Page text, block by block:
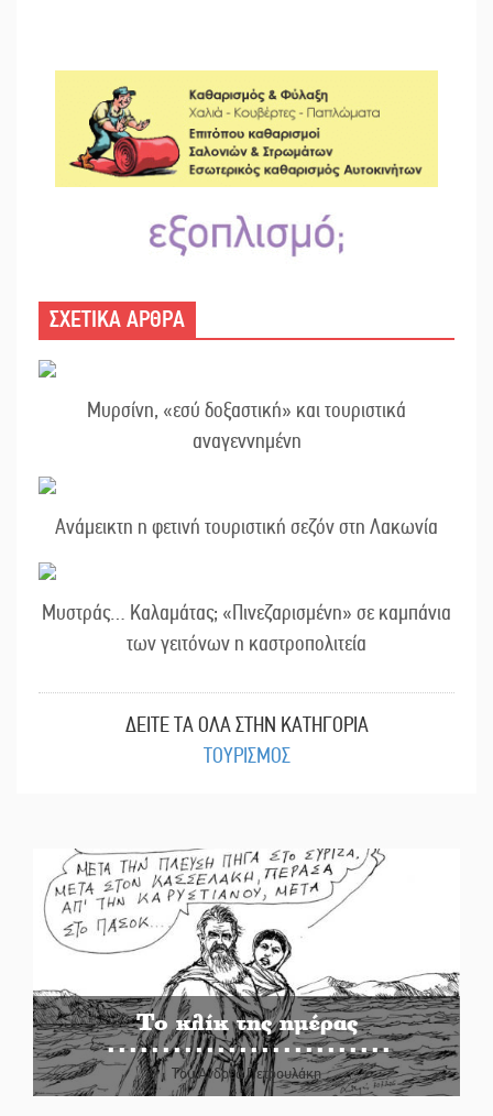
ΣΧΕΤΙΚΑ ΑΡΘΡΑ
Μυρσίνη, «εσύ δοξαστική» και τουριστικά
αναγεννημένη
Ανάμεικτη η φετινή τουριστική σεζόν στη Λακωνία
Μυστράς… Καλαμάτας; «Πινεζαρισμένη» σε καμπάνια
των γειτόνων η καστροπολιτεία
ΔΕΙΤΕ ΤΑ ΟΛΑ ΣΤΗΝ ΚΑΤΗΓΟΡΙΑ
ΤΟΥΡΙΣΜΟΣ
Το κλίκ της ημέρας
Του Ανδρέα Πετρουλάκη